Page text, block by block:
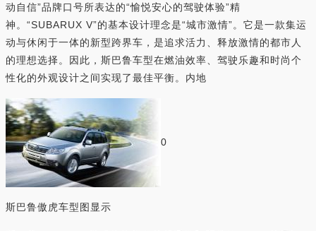
动自信”品牌口号所表达的“愉悦安心的驾驶体验”精
神。“SUBARUX V”的基本设计理念是“城市激情”。它是一款集运
动与休闲于一体的新型跨界车，是追求活力、释放激情的都市人
的理想选择。因此，斯巴鲁车型在燃油效率、驾驶乐趣和时尚个
性化的外观设计之间实现了最佳平衡。内地
0
斯巴鲁傲虎车型图显示